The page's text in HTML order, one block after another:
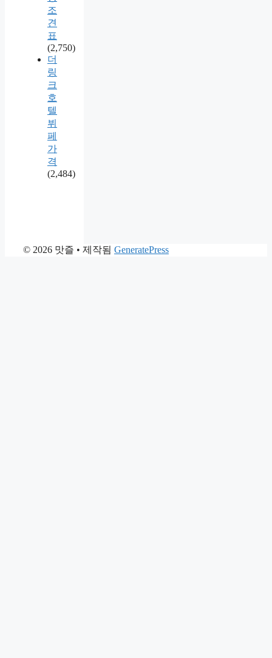
조
견
표
(2,750)
더
링
크
호
텔
뷔
페
가
격
(2,484)
© 2026 맛즐 • 제작됨 GeneratePress